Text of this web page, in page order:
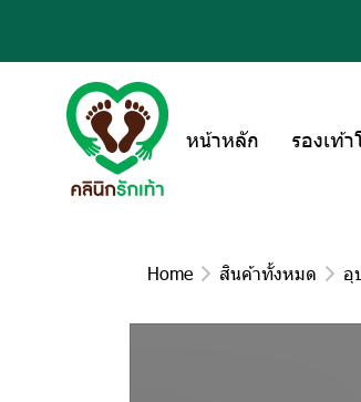
หน้าหลัก รองเท้
Home สินค้าทั้งหมด อุ